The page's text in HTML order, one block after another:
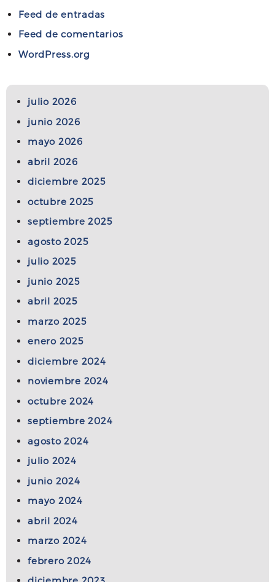
Feed de entradas
Feed de comentarios
WordPress.org
julio 2026
junio 2026
mayo 2026
abril 2026
diciembre 2025
octubre 2025
septiembre 2025
agosto 2025
julio 2025
junio 2025
abril 2025
marzo 2025
enero 2025
diciembre 2024
noviembre 2024
octubre 2024
septiembre 2024
agosto 2024
julio 2024
junio 2024
mayo 2024
abril 2024
marzo 2024
febrero 2024